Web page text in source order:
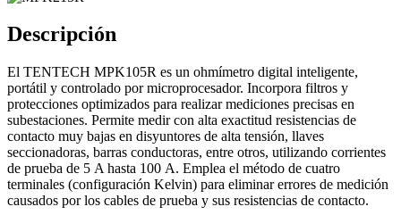
Descripción
El TENTECH MPK105R es un ohmímetro digital inteligente,
portátil y controlado por microprocesador. Incorpora filtros y
protecciones optimizados para realizar mediciones precisas en
subestaciones. Permite medir con alta exactitud resistencias de
contacto muy bajas en disyuntores de alta tensión, llaves
seccionadoras, barras conductoras, entre otros, utilizando corrientes
de prueba de 5 A hasta 100 A. Emplea el método de cuatro
terminales (configuración Kelvin) para eliminar errores de medición
causados por los cables de prueba y sus resistencias de contacto.